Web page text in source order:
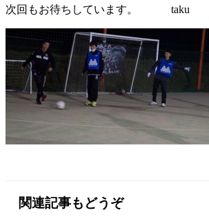
次回もお待ちしています。 taku
関連記事もどうぞ